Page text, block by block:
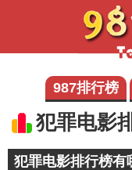
987排行榜
犯罪电影
犯罪电影排行榜有